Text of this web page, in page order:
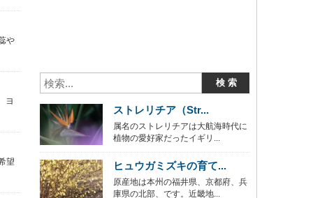
や
ヨ
望
ストレリチア（Str...
属名のストレリチアは大航海時代に
植物の愛好家だったイギリ...
ヒュウガミズキの育て...
原産地は本州の福井県、京都府、兵
庫県の北部、です。近畿地...